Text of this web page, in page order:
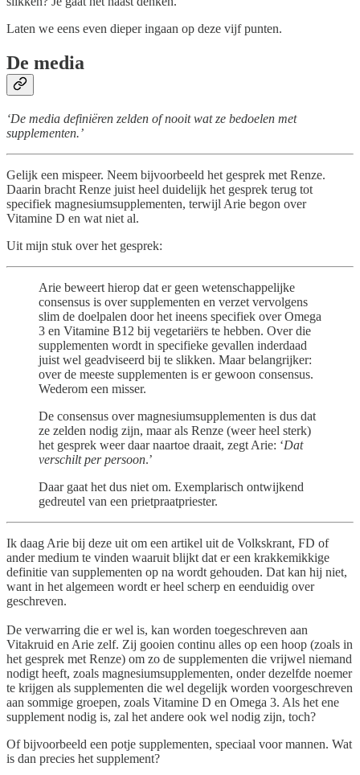
Laten we eens even dieper ingaan op deze vijf punten.
De media
‘De media definiëren zelden of nooit wat ze bedoelen met
supplementen.’
Gelijk een mispeer. Neem bijvoorbeeld het gesprek met Renze.
Daarin bracht Renze juist heel duidelijk het gesprek terug tot
specifiek magnesiumsupplementen, terwijl Arie begon over
Vitamine D en wat niet al.
Uit mijn stuk over het gesprek:
Arie beweert hierop dat er geen wetenschappelijke
consensus is over supplementen en verzet vervolgens
slim de doelpalen door het ineens specifiek over Omega
3 en Vitamine B12 bij vegetariërs te hebben. Over die
supplementen wordt in specifieke gevallen inderdaad
juist wel geadviseerd bij te slikken. Maar belangrijker:
over de meeste supplementen is er gewoon consensus.
Wederom een misser.
De consensus over magnesiumsupplementen is dus dat
ze zelden nodig zijn, maar als Renze (weer heel sterk)
het gesprek weer daar naartoe draait, zegt Arie: ‘Dat
verschilt per persoon.’
Daar gaat het dus niet om. Exemplarisch ontwijkend
gedreutel van een prietpraatpriester.
Ik daag Arie bij deze uit om een artikel uit de Volkskrant, FD of
ander medium te vinden waaruit blijkt dat er een krakkemikkige
definitie van supplementen op na wordt gehouden. Dat kan hij niet,
want in het algemeen wordt er heel scherp en eenduidig over
geschreven.
De verwarring die er wel is, kan worden toegeschreven aan
Vitakruid en Arie zelf. Zij gooien continu alles op een hoop (zoals in
het gesprek met Renze) om zo de supplementen die vrijwel niemand
nodigt heeft, zoals magnesiumsupplementen, onder dezelfde noemer
te krijgen als supplementen die wel degelijk worden voorgeschreven
aan sommige groepen, zoals Vitamine D en Omega 3. Als het ene
supplement nodig is, zal het andere ook wel nodig zijn, toch?
Of bijvoorbeeld een potje supplementen, speciaal voor mannen. Wat
is dan precies het supplement?